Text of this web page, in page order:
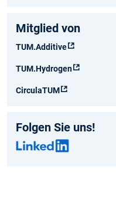
Mitglied von
TUM.Additive
TUM.Hydrogen
CirculaTUM
Folgen Sie uns!